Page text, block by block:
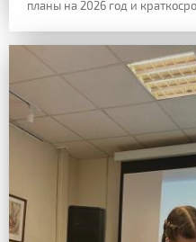
планы на 2026 год и